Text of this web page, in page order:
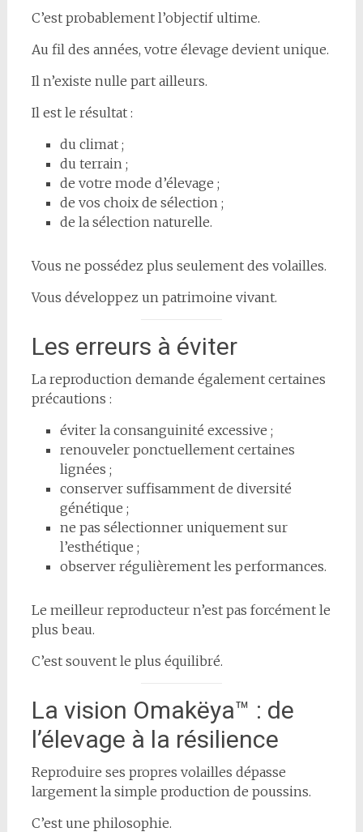
C’est probablement l’objectif ultime.
Au fil des années, votre élevage devient unique.
Il n’existe nulle part ailleurs.
Il est le résultat :
du climat ;
du terrain ;
de votre mode d’élevage ;
de vos choix de sélection ;
de la sélection naturelle.
Vous ne possédez plus seulement des volailles.
Vous développez un patrimoine vivant.
Les erreurs à éviter
La reproduction demande également certaines
précautions :
éviter la consanguinité excessive ;
renouveler ponctuellement certaines
lignées ;
conserver suffisamment de diversité
génétique ;
ne pas sélectionner uniquement sur
l’esthétique ;
observer régulièrement les performances.
Le meilleur reproducteur n’est pas forcément le
plus beau.
C’est souvent le plus équilibré.
La vision Omakëya™ : de
l’élevage à la résilience
Reproduire ses propres volailles dépasse
largement la simple production de poussins.
C’est une philosophie.